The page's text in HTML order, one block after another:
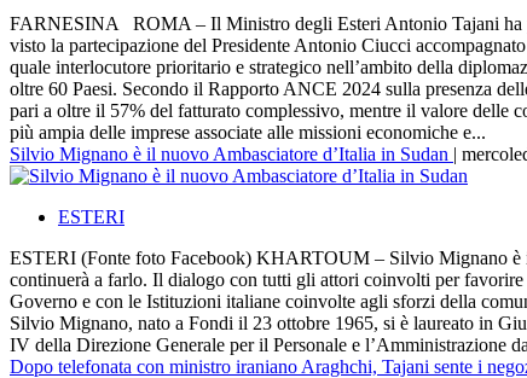
FARNESINA ROMA – Il Ministro degli Esteri Antonio Tajani ha
visto la partecipazione del Presidente Antonio Ciucci
quale interlocutore prioritario e strategico nell’ambito della
oltre 60 Paesi. Secondo il Rapporto ANCE 2024 sulla presenza
pari a oltre il 57% del fatturato complessivo, mentre il valore delle
più ampia delle imprese associate alle missioni economiche e...
Silvio Mignano è il nuovo Ambasciatore d’Italia in Sudan |
ESTERI
ESTERI (Fonte foto Facebook) KHARTOUM – Silvio Mignano è il
continuerà a farlo. Il dialogo con tutti gli attori coinvolti per
Governo e con le Istituzioni italiane coinvolte agli sforzi della
Silvio Mignano, nato a Fondi il 23 ottobre 1965, si è laureato in
IV della Direzione Generale per il Personale e l’Amministrazione
Dopo telefonata con ministro iraniano Araghchi, Tajani sente i